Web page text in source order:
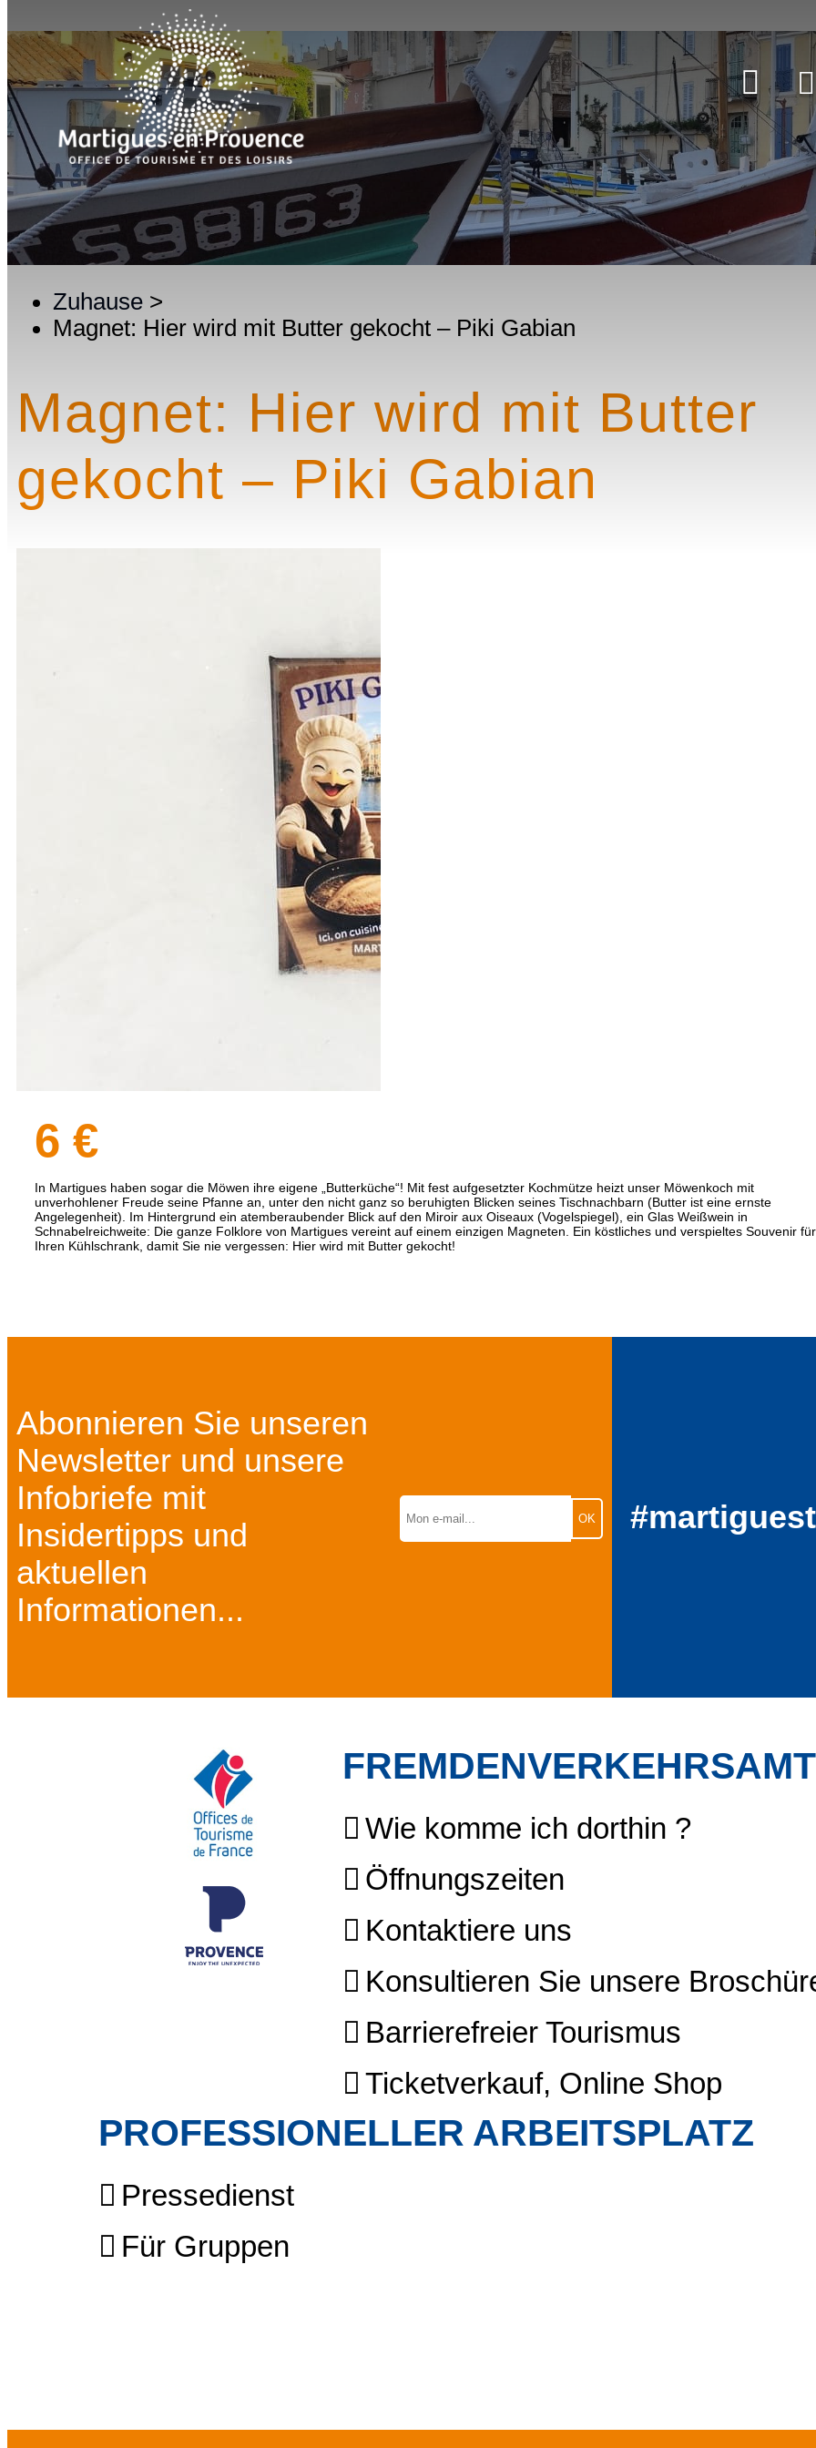
Zuhause >
Magnet: Hier wird mit Butter gekocht – Piki Gabian
Magnet: Hier wird mit Butter
gekocht – Piki Gabian
6 €
In Martigues haben sogar die Möwen ihre eigene „Butterküche“! Mit fest aufgesetzter Kochmütze heizt unser Möwenkoch mit
unverhohlener Freude seine Pfanne an, unter den nicht ganz so beruhigten Blicken seines Tischnachbarn (Butter ist eine ernste
Angelegenheit). Im Hintergrund ein atemberaubender Blick auf den Miroir aux Oiseaux (Vogelspiegel), ein Glas Weißwein in
Schnabelreichweite: Die ganze Folklore von Martigues vereint auf einem einzigen Magneten. Ein köstliches und verspieltes Souvenir für
Ihren Kühlschrank, damit Sie nie vergessen: Hier wird mit Butter gekocht!
Abonnieren Sie unseren
Newsletter und unsere
Infobriefe mit
Insidertipps und
aktuellen
Informationen...
Wie komme ich dorthin ?
Öffnungszeiten
Kontaktiere uns
Konsultieren Sie unsere
Barrierefreier Tourismus
Ticketverkauf, Online Shop
PROFESSIONELLER ARBEITSPLATZ
Pressedienst
Für Gruppen